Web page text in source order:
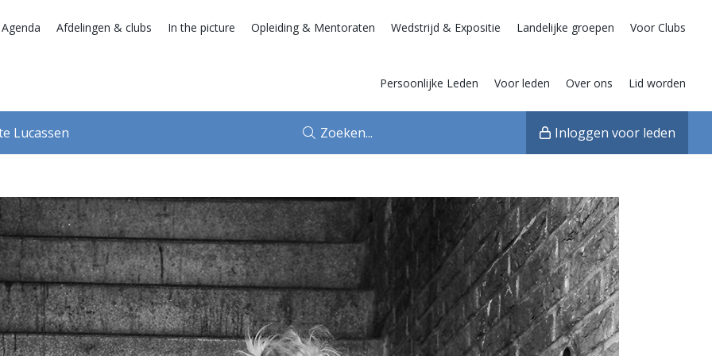
Afdelingen & clubs In the picture Opleiding & Mentoraten Wedstrijd & Expositie Landelijke groepen Voor Clubs
Persoonlijke Leden Voor leden Over ons Lid worden
Lucassen Inloggen voor leden